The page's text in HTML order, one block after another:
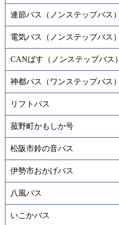
連節バス（ノンステップバス）
電気バス（ノンステップバス）
CANばす（ノンステップバス）
神都バス（ワンステップバス）
リフトバス
菰野町かもしか号
松阪市鈴の音バス
伊勢市おかげバス
八風バス
いこかバス